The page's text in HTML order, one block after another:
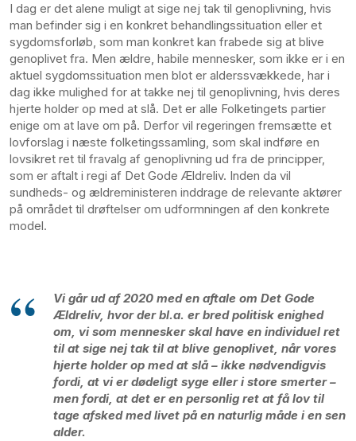
I dag er det alene muligt at sige nej tak til genoplivning, hvis
man befinder sig i en konkret behandlingssituation eller et
sygdomsforløb, som man konkret kan frabede sig at blive
genoplivet fra. Men ældre, habile mennesker, som ikke er i en
aktuel sygdomssituation men blot er alderssvækkede, har i
dag ikke mulighed for at takke nej til genoplivning, hvis deres
hjerte holder op med at slå. Det er alle Folketingets partier
enige om at lave om på. Derfor vil regeringen fremsætte et
lovforslag i næste folketingssamling, som skal indføre en
lovsikret ret til fravalg af genoplivning ud fra de principper,
som er aftalt i regi af Det Gode Ældreliv. Inden da vil
sundheds- og ældreministeren inddrage de relevante aktører
på området til drøftelser om udformningen af den konkrete
model.
Vi går ud af 2020 med en aftale om Det Gode
Ældreliv, hvor der bl.a. er bred politisk enighed
om, vi som mennesker skal have en individuel ret
til at sige nej tak til at blive genoplivet, når vores
hjerte holder op med at slå – ikke nødvendigvis
fordi, at vi er dødeligt syge eller i store smerter –
men fordi, at det er en personlig ret at få lov til
tage afsked med livet på en naturlig måde i en sen
alder.